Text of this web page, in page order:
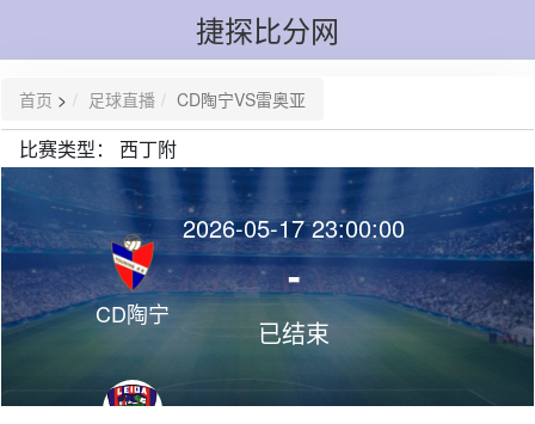
捷探比分网
首页 > 足球直播 CD陶宁VS雷奥亚
比赛类型： 西丁附
CD陶宁
2026-05-17 23:00:00
-
已结束